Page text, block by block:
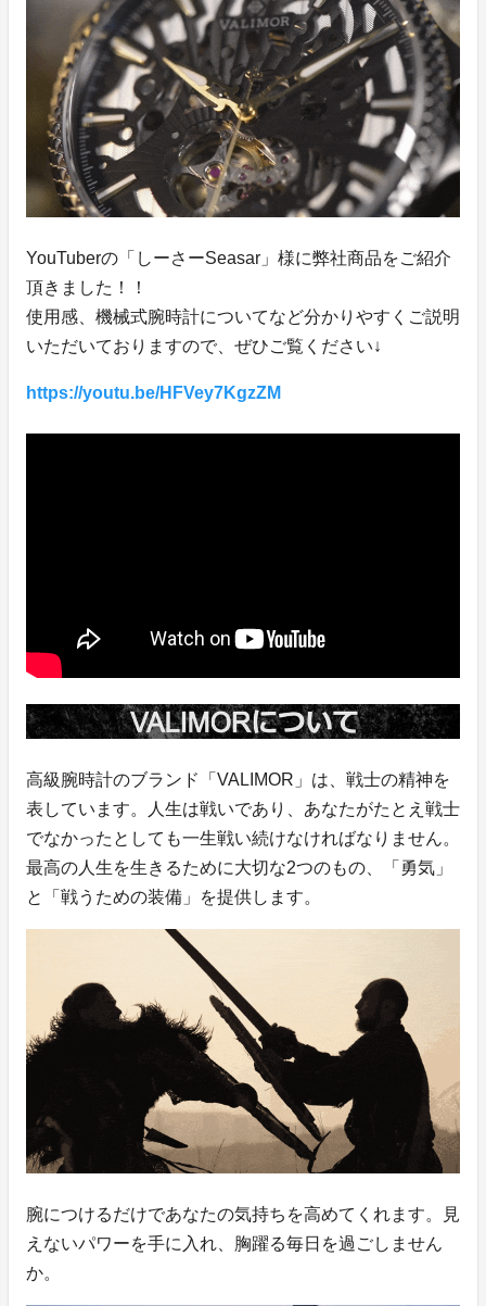
YouTuberの「しーさーSeasar」様に弊社商品をご紹介
頂きました！！
使用感、機械式腕時計についてなど分かりやすくご説明
いただいておりますので、ぜひご覧ください↓
https://youtu.be/HFVey7KgzZM
高級腕時計のブランド「VALIMOR」は、戦士の精神を
表しています。人生は戦いであり、あなたがたとえ戦士
でなかったとしても一生戦い続けなければなりません。
最高の人生を生きるために大切な2つのもの、「勇気」
と「戦うための装備」を提供します。
腕につけるだけであなたの気持ちを高めてくれます。見
えないパワーを手に入れ、胸躍る毎日を過ごしません
か。